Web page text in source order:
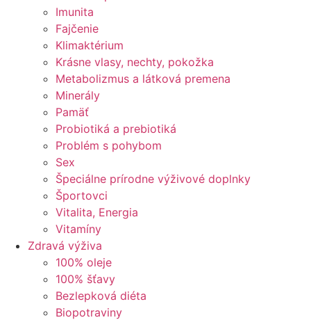
Imunita
Fajčenie
Klimaktérium
Krásne vlasy, nechty, pokožka
Metabolizmus a látková premena
Minerály
Pamäť
Probiotiká a prebiotiká
Problém s pohybom
Sex
Špeciálne prírodne výživové doplnky
Športovci
Vitalita, Energia
Vitamíny
Zdravá výživa
100% oleje
100% šťavy
Bezlepková diéta
Biopotraviny